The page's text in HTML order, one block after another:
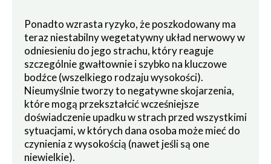
Ponadto wzrasta ryzyko, że poszkodowany ma
teraz niestabilny wegetatywny układ nerwowy w
odniesieniu do jego strachu, który reaguje
szczególnie gwałtownie i szybko na kluczowe
bodźce (wszelkiego rodzaju wysokości).
Nieumyślnie tworzy to negatywne skojarzenia,
które mogą przekształcić wcześniejsze
doświadczenie upadku w strach przed wszystkimi
sytuacjami, w których dana osoba może mieć do
czynienia z wysokością (nawet jeśli są one
niewielkie).